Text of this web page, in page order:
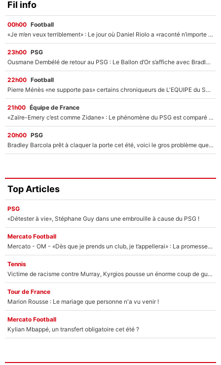
Fil info
00h00 Football
«Je m’en veux terriblement» : Le jour où Daniel Riolo a «raconté n’importe quoi» dans l'After Foot !
23h00 PSG
Ousmane Dembélé de retour au PSG : Le Ballon d’Or s’affiche avec Bradley Barcola en plein cœur du feuilleton sur son départ !
22h00 Football
Pierre Ménès «ne supporte pas» certains chroniqueurs de L'EQUIPE du Soir : Ils vont tous partir !
21h00 Équipe de France
«Zaïre-Emery c’est comme Zidane» : Le phénomène du PSG est comparé à son nouveau sélectionneur... et ils vont se retrouver en Bleus !
20h00 PSG
Bradley Barcola prêt à claquer la porte cet été, voici le gros problème que peut rencontrer Luis Enrique avec ses attaquants au PSG !
Top Articles
PSG
«Détester à vie», Stéphane Guy dans une embrouille à cause du PSG !
Mercato Football
Mercato - OM - «Dès que je prends un club, je t’appellerai» : La promesse de Marcelino au moment de claquer la porte
Tennis
Victime de racisme contre Murray, Kyrgios pousse un énorme coup de gueule !
Tour de France
Marion Rousse : Le mariage que personne n'a vu venir !
Mercato Football
Kylian Mbappé, un transfert obligatoire cet été ?